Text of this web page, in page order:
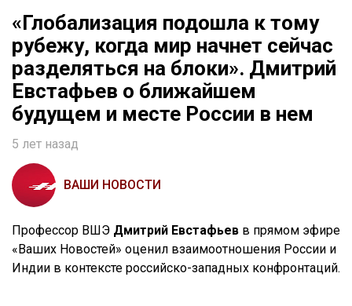
«Глобализация подошла к тому
рубежу, когда мир начнет сейчас
разделяться на блоки». Дмитрий
Евстафьев о ближайшем
будущем и месте России в нем
5 лет назад
ВАШИ НОВОСТИ
Профессор ВШЭ Дмитрий Евстафьев в прямом эфире
«Ваших Новостей» оценил взаимоотношения России и
Индии в контексте российско-западных конфронтаций.